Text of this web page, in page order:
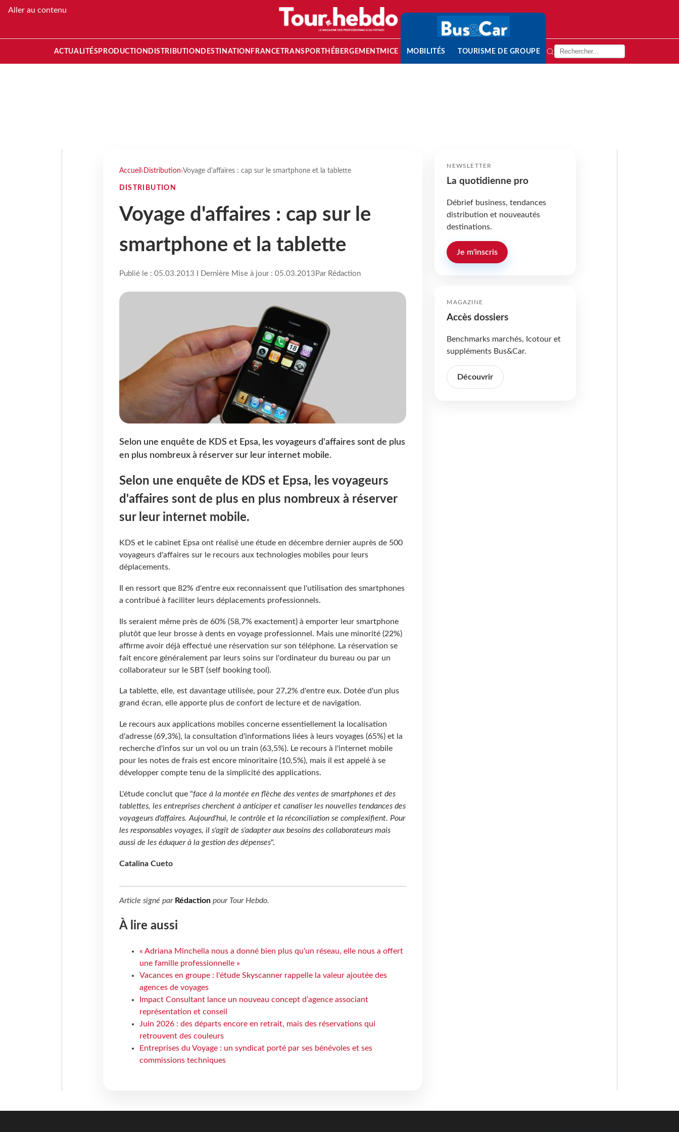
Aller au contenu
ACTUALITÉS PRODUCTION DISTRIBUTION DESTINATION FRANCETRANSPORT HÉBERGEMENTMICE MOBILITÉS TOURISME DE GROUPE
Accueil › Distribution›Voyage d'affaires : cap sur le smartphone et la tablette
DISTRIBUTION
Voyage d'affaires : cap sur le
smartphone et la tablette
Publié le : 05.03.2013 I Dernière Mise à jour : 05.03.2013 Par Rédaction
Selon une enquête de KDS et Epsa, les voyageurs d'affaires sont de plus
en plus nombreux à réserver sur leur internet mobile.
Selon une enquête de KDS et Epsa, les voyageurs
d'affaires sont de plus en plus nombreux à réserver
sur leur internet mobile.
KDS et le cabinet Epsa ont réalisé une étude en décembre dernier auprès de 500
voyageurs d'affaires sur le recours aux technologies mobiles pour leurs
déplacements.
Il en ressort que 82% d'entre eux reconnaissent que l'utilisation des smartphones
a contribué à faciliter leurs déplacements professionnels.
Ils seraient même près de 60% (58,7% exactement) à emporter leur smartphone
plutôt que leur brosse à dents en voyage professionnel. Mais une minorité (22%)
affirme avoir déjà effectué une réservation sur son téléphone. La réservation se
fait encore généralement par leurs soins sur l'ordinateur du bureau ou par un
collaborateur sur le SBT (self booking tool).
La tablette, elle, est davantage utilisée, pour 27,2% d'entre eux. Dotée d'un plus
grand écran, elle apporte plus de confort de lecture et de navigation.
Le recours aux applications mobiles concerne essentiellement la localisation
d'adresse (69,3%), la consultation d'informations liées à leurs voyages (65%) et la
recherche d'infos sur un vol ou un train (63,5%). Le recours à l'internet mobile
pour les notes de frais est encore minoritaire (10,5%), mais il est appelé à se
développer compte tenu de la simplicité des applications.
L'étude conclut que "face à la montée en flèche des ventes de smartphones et des
tablettes, les entreprises cherchent à anticiper et canaliser les nouvelles tendances des
voyageurs d'affaires. Aujourd'hui, le contrôle et la réconciliation se complexifient. Pour
les responsables voyages, il s'agit de s'adapter aux besoins des collaborateurs mais
aussi de les éduquer à la gestion des dépenses".
Catalina Cueto
Article signé par Rédactionpour Tour Hebdo.
À lire aussi
« Adriana Minchella nous a donné bien plus qu'un réseau, elle nous a offert
une famille professionnelle »
Vacances en groupe : l'étude Skyscanner rappelle la valeur ajoutée des
agences de voyages
Impact Consultant lance un nouveau concept d’agence associant
représentation et conseil
Juin 2026 : des départs encore en retrait, mais des réservations qui
retrouvent des couleurs
Entreprises du Voyage : un syndicat porté par ses bénévoles et ses
commissions techniques
NEWSLETTER
La quotidienne pro
Débrief business, tendances
distribution et nouveautés
destinations.
Je m'inscris
MAGAZINE
Accès dossiers
Benchmarks marchés, Icotour et
suppléments Bus&Car.
Découvrir